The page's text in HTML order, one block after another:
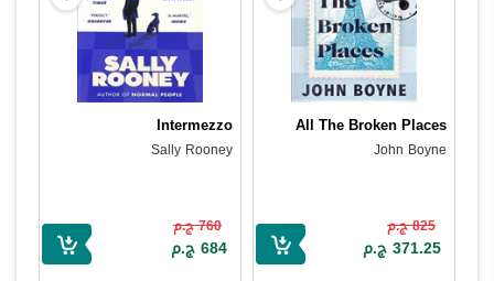
All The Broken Places
John Boyne
825 ج.م
371.25 ج.م
Intermezzo
Sally Rooney
760 ج.م
684 ج.م